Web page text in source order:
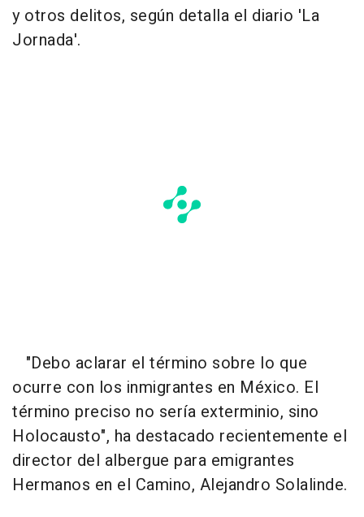
y otros delitos, según detalla el diario 'La
Jornada'.
"Debo aclarar el término sobre lo que
ocurre con los inmigrantes en México. El
término preciso no sería exterminio, sino
Holocausto", ha destacado recientemente el
director del albergue para emigrantes
Hermanos en el Camino, Alejandro Solalinde.